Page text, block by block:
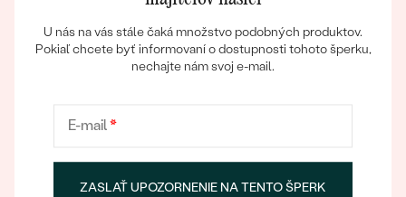
Bestsellery
Pri nakupovaní online aj osobne sa môžete spoľahnúť
na náš tím, ktorý sa postará o to, aby už samotný
výber šperku bol eppickým zážitkom.
U nás na vás stále čaká množstvo podobných produktov.
Pokiaľ chcete byť informovaní o dostupnosti tohoto šperku,
nechajte nám svoj e-mail.
E-mail*
ZASLAŤ UPOZORNENIE NA TENTO ŠPERK